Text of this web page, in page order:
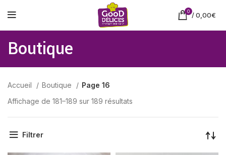
0 /0,00€
Boutique
Accueil Boutique
Page 16
Affichage de 181–189 sur 189 résultats
Filtrer